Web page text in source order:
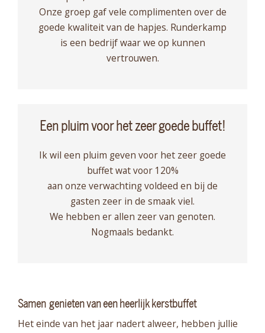
Onze groep gaf vele complimenten over de
goede kwaliteit van de hapjes. Runderkamp
is een bedrijf waar we op kunnen
vertrouwen.
Een pluim voor het zeer goede buffet!
Ik wil een pluim geven voor het zeer goede
buffet wat voor 120%
aan onze verwachting voldeed en bij de
gasten zeer in de smaak viel.
We hebben er allen zeer van genoten.
Nogmaals bedankt.
Samen genieten van een heerlijk kerstbuffet
Het einde van het jaar nadert alweer, hebben jullie